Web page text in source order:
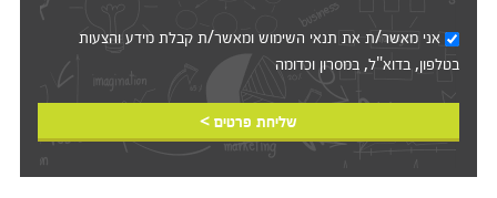
אני מאשר/ת את תנאי השימושומאשר/ת קבלת מידע והצעות
בטלפון, בדוא"ל, במסרון וכדומה‎‎
שליחת פרטים >